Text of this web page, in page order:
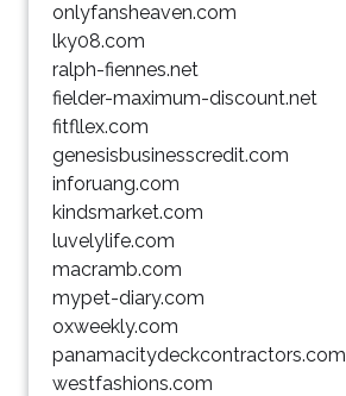
onlyfansheaven.com
lky08.com
ralph-fiennes.net
fielder-maximum-discount.net
fitfllex.com
genesisbusinesscredit.com
inforuang.com
kindsmarket.com
luvelylife.com
macramb.com
mypet-diary.com
oxweekly.com
panamacitydeckcontractors.com
westfashions.com